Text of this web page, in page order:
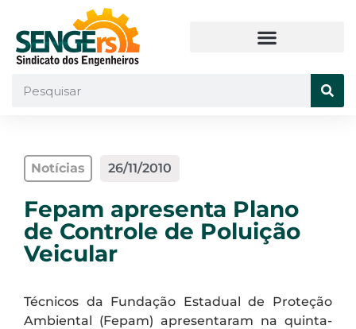
Notícias 26/11/2010
Fepam apresenta Plano
de Controle de Poluição
Veicular
Técnicos da Fundação Estadual de Proteção
Ambiental (Fepam) apresentaram na quinta-